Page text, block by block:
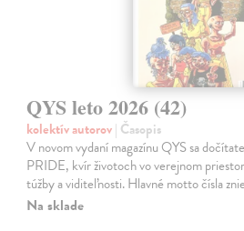
QYS leto 2026 (42)
kolektív autorov| Časopis
V novom vydaní magazínu QYS sa
PRIDE, kvír životoch vo verejnom
túžby a viditeľnosti. Hlavné motto čísla
Na sklade